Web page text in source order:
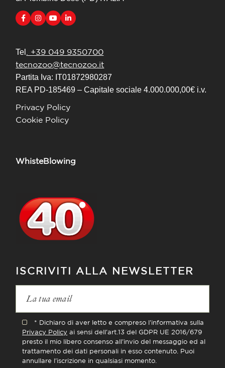
Tel
. +39 049 9350700
tecnozoo@tecnozoo.it
Partita Iva: IT01872980287
REA PD-185469 – Capitale sociale 4.000.000,00€ i.v.
Privacy Policy
Cookie Policy
WhisteBlowing
ISCRIVITI ALLA NEWSLETTER
* Dichiaro di aver letto e compreso l'informativa sulla
Privacy Policy ai sensi dell'art.13 del GDPR UE 2016/679
presto il mio libero consenso all'invio del messaggio ed al
trattamento dei dati personali in esso contenuto. Puoi
annullare l'iscrizione in qualsiasi momento.